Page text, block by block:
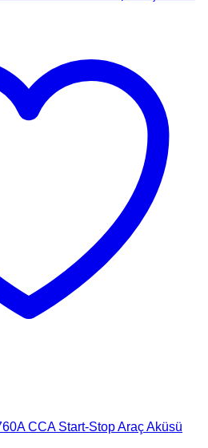
CCA Start-Stop Araç Aküsü